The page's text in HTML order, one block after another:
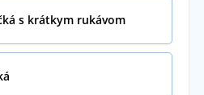
s krátkym rukávom